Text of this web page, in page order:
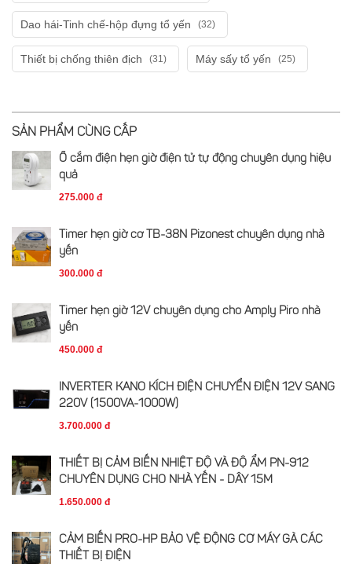
Dao hái-Tinh chế-hộp đựng tổ yến (32)
Thiết bị chống thiên địch (31) Máy sấy tổ yến (25)
SẢN PHẨM CÙNG CẤP
Ổ cắm điện hẹn giờ điện tử tự động chuyên dụng hiệu
quả
275.000 đ
Timer hẹn giờ cơ TB-38N Pizonest chuyên dụng nhà
yến
300.000 đ
Timer hẹn giờ 12V chuyên dụng cho Amply Piro nhà
yến
450.000 đ
INVERTER KANO KÍCH ĐIỆN CHUYỂN ĐIỆN 12V SANG
220V (1500VA-1000W)
3.700.000 đ
THIẾT BỊ CẢM BIẾN NHIỆT ĐỘ VÀ ĐỘ ẨM PN-912
CHUYÊN DỤNG CHO NHÀ YẾN - DÂY 15M
1.650.000 đ
CẢM BIẾN PRO-HP BẢO VỆ ĐỘNG CƠ MÁY GÀ CÁC
THIẾT BỊ ĐIỆN